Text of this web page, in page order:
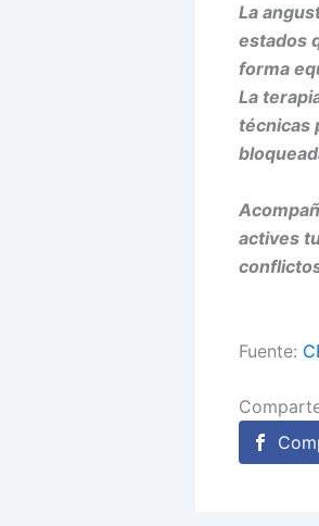
La
estados
forma
La
técnicas
actives
Fuente: